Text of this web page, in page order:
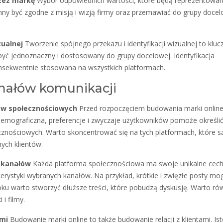
być zgodne z misją i wizją firmy oraz przemawiać do grupy
Tworzenie spójnego przekazu i identyfikacji wizualnej to
jednoznaczny i dostosowany do grupy docelowej. Identyfikacja
stosowana na wszystkich platformach.
komunikacji
społecznościowych Przed rozpoczęciem budowania marki
preferencje i zwyczaje użytkowników pomoże
Warto skoncentrować się na tych platformach, które
klientów.
Każda platforma społecznościowa ma swoje unikalne
wybranych kanałów. Na przykład, krótkie i zwięzłe posty
warto stworzyć dłuższe treści, które pobudzą dyskusję. Warto
i filmy.
Budowanie marki online to także budowanie relacji z klientami.